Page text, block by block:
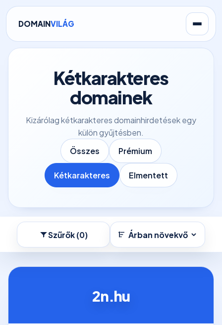
DOMAINVILÁG
Kétkarakteres
domainek
Kizárólag kétkarakteres domainhirdetések egy
külön gyűjtésben.
Összes
Prémium
Kétkarakteres Elmentett
Szűrők (0) Árban növekvő
2n.hu